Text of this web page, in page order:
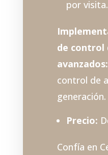
por visita.
de control
avanzados:
control de
generación.
Precio:
Confía en